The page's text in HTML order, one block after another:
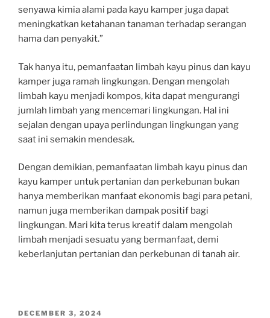
senyawa kimia alami pada kayu kamper juga dapat
meningkatkan ketahanan tanaman terhadap serangan
hama dan penyakit.”
Tak hanya itu, pemanfaatan limbah kayu pinus dan kayu
kamper juga ramah lingkungan. Dengan mengolah
limbah kayu menjadi kompos, kita dapat mengurangi
jumlah limbah yang mencemari lingkungan. Hal ini
sejalan dengan upaya perlindungan lingkungan yang
saat ini semakin mendesak.
Dengan demikian, pemanfaatan limbah kayu pinus dan
kayu kamper untuk pertanian dan perkebunan bukan
hanya memberikan manfaat ekonomis bagi para petani,
namun juga memberikan dampak positif bagi
lingkungan. Mari kita terus kreatif dalam mengolah
limbah menjadi sesuatu yang bermanfaat, demi
keberlanjutan pertanian dan perkebunan di tanah air.
POSTED
DECEMBER 3, 2024